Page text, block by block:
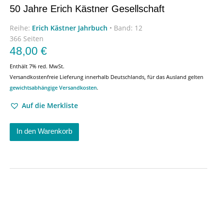
50 Jahre Erich Kästner Gesellschaft
Reihe: Erich Kästner Jahrbuch • Band: 12
366 Seiten
48,00 €
Enthält 7% red. MwSt.
Versandkostenfreie Lieferung innerhalb Deutschlands, für das Ausland gelten
gewichtsabhängige Versandkosten.
Auf die Merkliste
In den Warenkorb